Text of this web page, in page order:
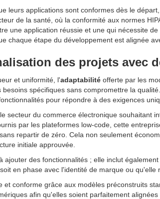
leurs applications sont conformes dès le
de la santé, où la conformité aux normes
une application réussie et une qui nécessite
chaque étape du développement est alignée
des projets avec
et uniformité, l'adaptabilité offerte par les
spécifiques sans compromettre la
pour répondre à des exigences
secteur du commerce électronique souhaitant
par les plateformes low-code, cette
repartir de zéro. Cela non seulement
initiale approuvée.
ajouter des fonctionnalités ; elle inclut
en phase avec l'identité de marque ou qu'elle
et conforme grâce aux modèles préconstruits
afin qu'elles soient parfaitement